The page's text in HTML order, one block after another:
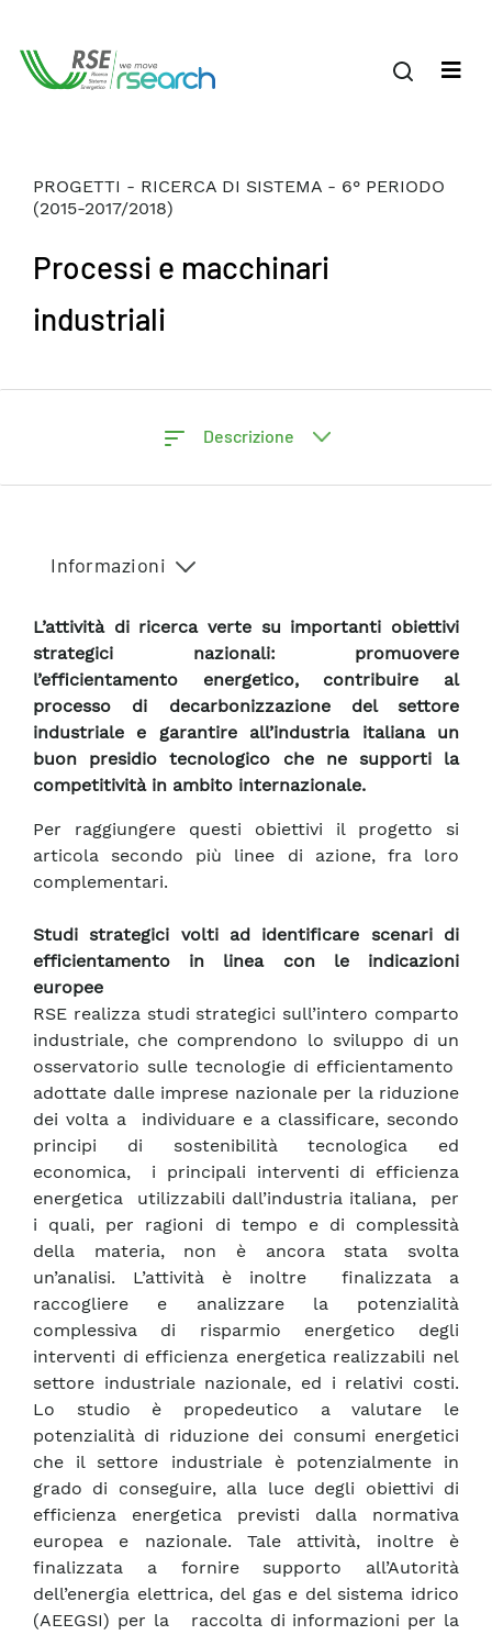
PROGETTI - RICERCA DI SISTEMA - 6° PERIODO
(2015-2017/2018)
Processi e macchinari
industriali
Descrizione
Informazioni
L’attività di ricerca verte su importanti obiettivi
strategici nazionali: promuovere
l’efficientamento energetico, contribuire al
processo di decarbonizzazione del settore
industriale e garantire all’industria italiana un
buon presidio tecnologico che ne supporti la
competitività in ambito internazionale.
Per raggiungere questi obiettivi il progetto si
articola secondo più linee di azione, fra loro
complementari.
Studi strategici volti ad identificare scenari di
efficientamento in linea con le indicazioni
europee
RSE realizza studi strategici sull’intero comparto
industriale, che comprendono lo sviluppo di un
osservatorio sulle tecnologie di efficientamento
adottate dalle imprese nazionale per la riduzione
dei volta a individuare e a classificare, secondo
principi di sostenibilità tecnologica ed
economica, i principali interventi di efficienza
energetica utilizzabili dall’industria italiana, per
i quali, per ragioni di tempo e di complessità
della materia, non è ancora stata svolta
un’analisi. L’attività è inoltre finalizzata a
raccogliere e analizzare la potenzialità
complessiva di risparmio energetico degli
interventi di efficienza energetica realizzabili nel
settore industriale nazionale, ed i relativi costi.
Lo studio è propedeutico a valutare le
potenzialità di riduzione dei consumi energetici
che il settore industriale è potenzialmente in
grado di conseguire, alla luce degli obiettivi di
efficienza energetica previsti dalla normativa
europea e nazionale. Tale attività, inoltre è
finalizzata a fornire supporto all’Autorità
dell’energia elettrica, del gas e del sistema idrico
(AEEGSI) per la raccolta di informazioni per la